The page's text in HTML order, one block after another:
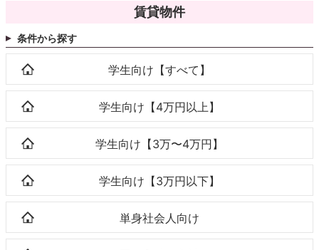
賃貸物件
条件から探す
学生向け【すべて】
学生向け【4万円以上】
学生向け【3万〜4万円】
学生向け【3万円以下】
単身社会人向け